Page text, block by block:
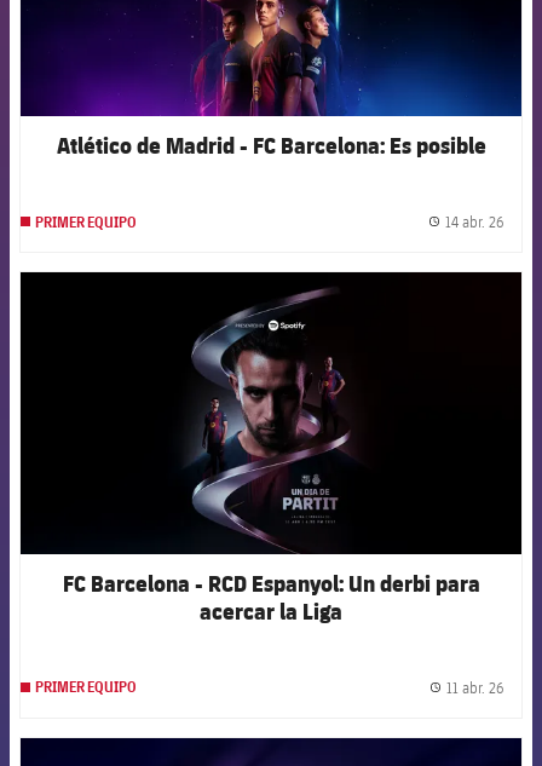
Atlético de Madrid - FC Barcelona: Es posible
PRIMER EQUIPO 14 abr. 26
FCB Barcelona badge
FC Barcelona - RCD Espanyol: Un derbi para
acercar la Liga
PRIMER EQUIPO 11 abr. 26